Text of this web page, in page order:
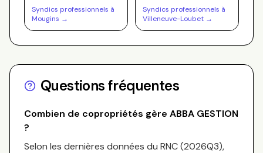
Syndics professionnels à
Mougins →
Syndics professionnels à
Villeneuve-Loubet →
Questions fréquentes
Combien de copropriétés gère ABBA GESTION
?
Selon les dernières données du RNC (2026Q3),